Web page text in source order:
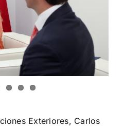
Exteriores, Carlos